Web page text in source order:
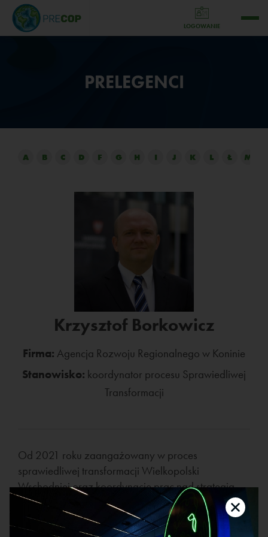
LOGOWANIE
PRELEGENCI
A B C D F G H I J K L Ł M
Krzysztof Borkowicz
Firma: Agencja Rozwoju Regionalnego w Koninie
Stanowisko: koordynator procesu Sprawiedliwej
Transformacji
Od 2021 roku zaangażowany w proces
sprawiedliwej transformacji Wielkopolski
Wschodniej oraz koordynację prac nad strategią
rozwoju subregionu. Od 2023 roku koordynuje cały
proces, w szczególności odpowiadając za sprawne
i efektywne wdrażanie Funduszu na rzecz